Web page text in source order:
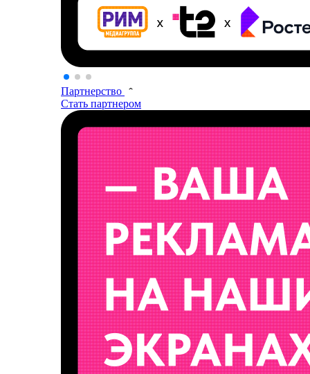
Партнерство
Стать партнером